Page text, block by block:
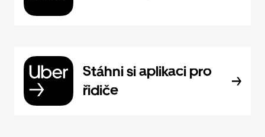
Stáhni si aplikaci pro
řidiče